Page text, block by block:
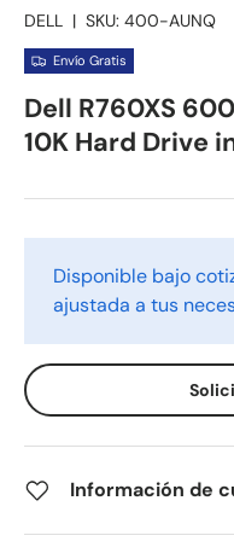
DELL | SKU: 400-AUNQ
Envío Gratis
Dell R760XS
10K Hard Drive
Disponible bajo
ajustada a tus
Información de